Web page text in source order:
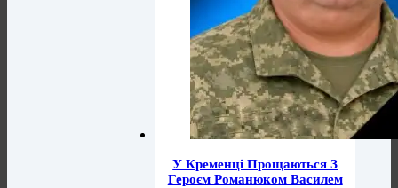
У Кременці Прощаються З
Героєм Романюком Василем